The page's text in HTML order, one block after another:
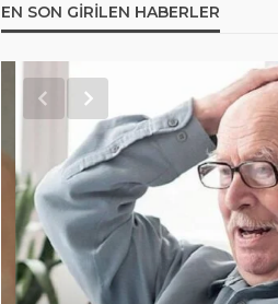
EN SON GIRILEN HABERLER